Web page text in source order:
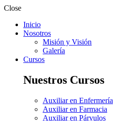
Close
Inicio
Nosotros
Misión y Visión
Galería
Cursos
Nuestros Cursos
Auxiliar en Enfermería
Auxiliar en Farmacia
Auxiliar en Párvulos